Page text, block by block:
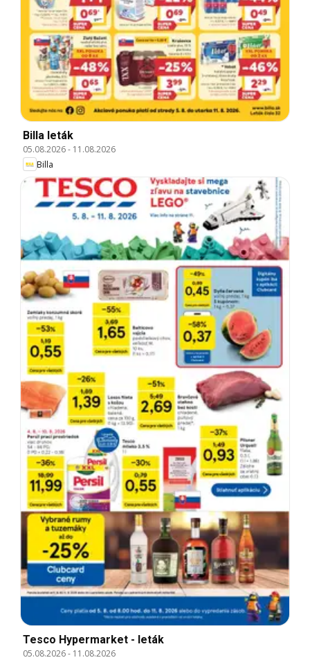
Billa leták
05.08.2026- 11.08.2026
Billa
Tesco Hypermarket - leták
05.08.2026- 11.08.2026